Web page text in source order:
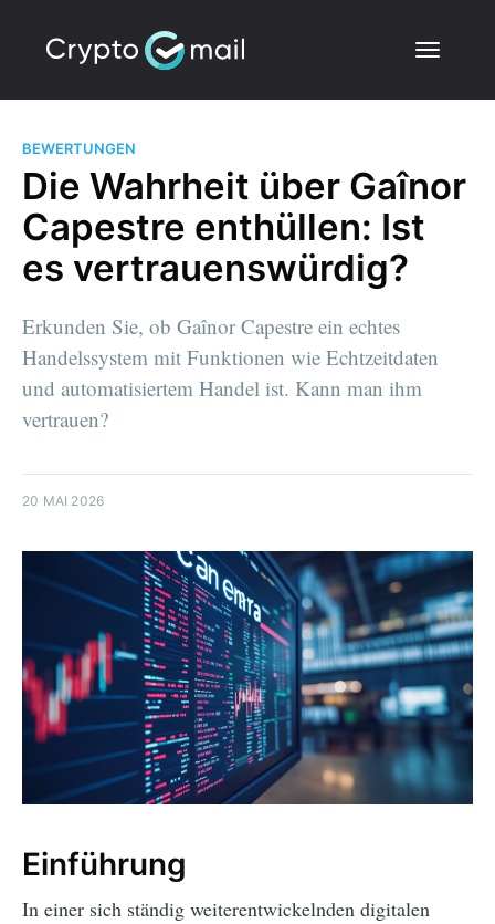
BEWERTUNGEN
Die Wahrheit über Gaînor
Capestre enthüllen: Ist
es vertrauenswürdig?
Erkunden Sie, ob Gaînor Capestre ein echtes
Handelssystem mit Funktionen wie Echtzeitdaten
und automatisiertem Handel ist. Kann man ihm
vertrauen?
20 MAI 2026
Einführung
In einer sich ständig weiterentwickelnden digitalen